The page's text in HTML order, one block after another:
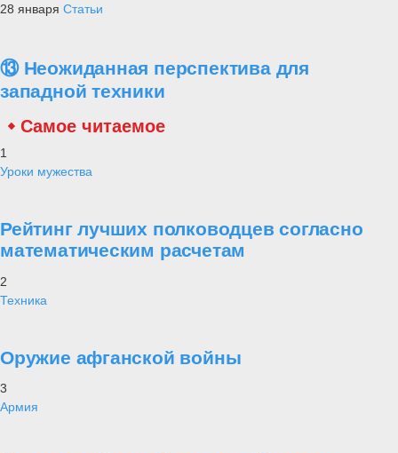
28 января Статьи
⑬ Неожиданная перспектива для
западной техники
Самое читаемое
1
Уроки мужества
Рейтинг лучших полководцев согласно
математическим расчетам
2
Техника
Оружие афганской войны
3
Армия